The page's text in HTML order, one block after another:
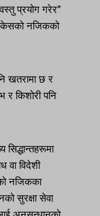
प्रयोग गरेर”
केसको नजिकको
खतरामा छ र
र किशोरी पनि
वा विदेशी
नजिकका
सुरक्षा सेवा